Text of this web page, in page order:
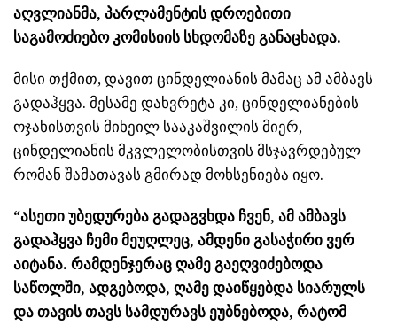
აღვლიანმა, პარლამენტის დროებითი
საგამოძიებო კომისიის სხდომაზე განაცხადა.
მისი თქმით, დავით ცინდელიანის მამაც ამ ამბავს
გადაჰყვა. მესამე დახვრეტა კი, ცინდელიანების
ოჯახისთვის მიხეილ სააკაშვილის მიერ,
ცინდელიანის მკვლელობისთვის მსჯავრდებულ
რომან შამათავას გმირად მოხსენიება იყო.
“ასეთი უბედურება გადაგვხდა ჩვენ, ამ ამბავს
გადაჰყვა ჩემი მეუღლეც, ამდენი გასაჭირი ვერ
აიტანა. რამდენჯერაც ღამე გაეღვიძებოდა
საწოლში, ადგებოდა, ღამე დაიწყებდა სიარულს
და თავის თავს სამდურავს ეუბნებოდა, რატომ